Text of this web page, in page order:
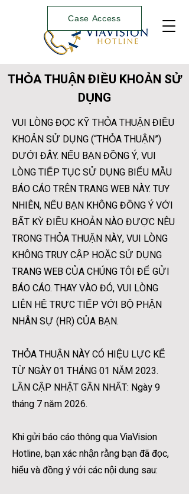
Case Access
THỎA THUẬN ĐIỀU KHOẢN SỬ
DỤNG
VUI LÒNG ĐỌC KỸ THỎA THUẬN ĐIỀU
KHOẢN SỬ DỤNG (“THỎA THUẬN”)
DƯỚI ĐÂY. NẾU BẠN ĐỒNG Ý, VUI
LÒNG TIẾP TỤC SỬ DỤNG BIỂU MẪU
BÁO CÁO TRÊN TRANG WEB NÀY. TUY
NHIÊN, NẾU BẠN KHÔNG ĐỒNG Ý VỚI
BẤT KỲ ĐIỀU KHOẢN NÀO ĐƯỢC NÊU
TRONG THỎA THUẬN NÀY, VUI LÒNG
KHÔNG TRUY CẬP HOẶC SỬ DỤNG
TRANG WEB CỦA CHÚNG TÔI ĐỂ GỬI
BÁO CÁO. THAY VÀO ĐÓ, VUI LÒNG
LIÊN HỆ TRỰC TIẾP VỚI BỘ PHẬN
NHÂN SỰ (HR) CỦA BẠN.
THỎA THUẬN NÀY CÓ HIỆU LỰC KỂ
TỪ NGÀY 01 THÁNG 01 NĂM 2023.
LẦN CẬP NHẬT GẦN NHẤT: Ngày 9
tháng 7 năm 2026.
Khi gửi báo cáo thông qua ViaVision
Hotline, bạn xác nhận rằng bạn đã đọc,
hiểu và đồng ý với các nội dung sau: